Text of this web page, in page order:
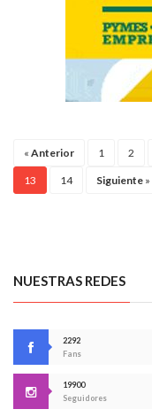
« Anterior 1 2
13 14 Siguiente »
NUESTRAS REDES
2292
Fans
19900
Seguidores